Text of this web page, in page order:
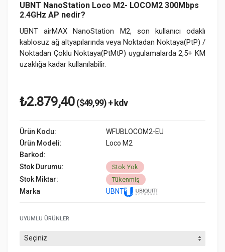
UBNT NanoStation Loco M2- LOCOM2 300Mbps
2.4GHz AP nedir?
UBNT airMAX NanoStation M2, son kullanıcı odaklı
kablosuz ağ altyapılarında veya Noktadan Noktaya(PtP) /
Noktadan Çoklu Noktaya(PtMtP) uygulamalarda 2,5+ KM
uzaklığa kadar kullanılabilir.
₺2.879,40($49,99) + kdv
Ürün Kodu:
WFUBLOCOM2-EU
Ürün Modeli:
Loco M2
Barkod:
Stok Durumu:
Stok Yok
Stok Miktar: Tükenmiş
Marka UBNT
UYUMLU ÜRÜNLER